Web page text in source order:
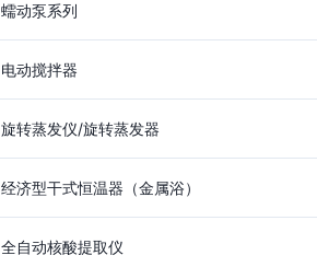
蠕动泵系列
电动搅拌器
旋转蒸发仪/旋转蒸发器
经济型干式恒温器（金属浴）
全自动核酸提取仪